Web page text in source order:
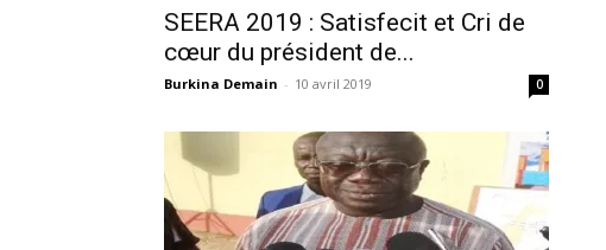
SEERA 2019 : Satisfecit et Cri de
cœur du président de...
Burkina Demain - 10 avril 2019 0